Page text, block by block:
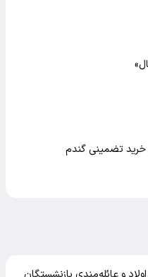
تضمینی گندم